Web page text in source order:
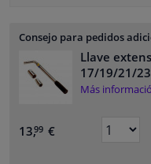
Consejo para pedidos
Llave
17/19/21/
Más
13,99 €